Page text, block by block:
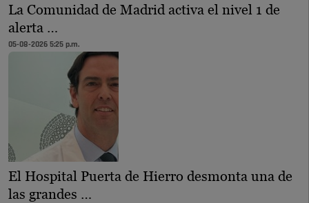
La Comunidad de Madrid activa el nivel 1 de
alerta …
05-08-2026 5:25 p.m.
El Hospital Puerta de Hierro desmonta una de
las grandes …